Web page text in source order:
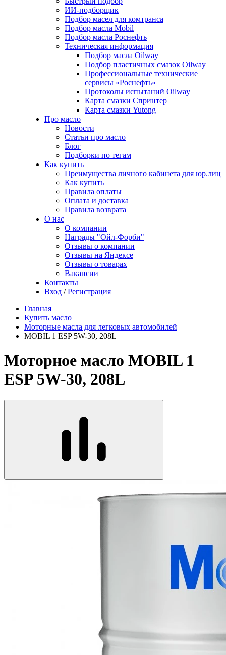
ИИ-подборщик
Подбор масел для комтранса
Подбор масла Mobil
Подбор масла Роснефть
Техническая информация
Подбор масла Oilway
Подбор пластичных смазок Oilway
Профессиональные технические
сервисы «Роснефть»
Протоколы испытаний Oilway
Карта смазки Спринтер
Карта смазки Yutong
Про масло
Новости
Статьи про масло
Блог
Подборки по тегам
Как купить
Преимущества личного кабинета для юр.лиц
Как купить
Правила оплаты
Оплата и доставка
Правила возврата
О нас
О компании
Награды "Ойл-Форби"
Отзывы о компании
Отзывы на Яндексе
Отзывы о товарах
Вакансии
Контакты
Вход / Регистрация
Главная
Купить масло
Моторные масла для легковых автомобилей
MOBIL 1 ESP 5W-30, 208L
Моторное масло MOBIL 1
ESP 5W-30, 208L